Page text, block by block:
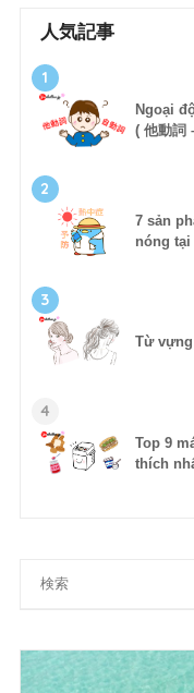
人気記事
1
Ngoại
( 他動詞
2
7 sản
nóng tại
3
Từ
4
Top 9
thích